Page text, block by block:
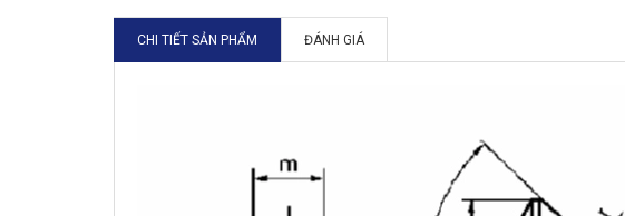
CHI TIẾT SẢN PHẨM ĐÁNH GIÁ